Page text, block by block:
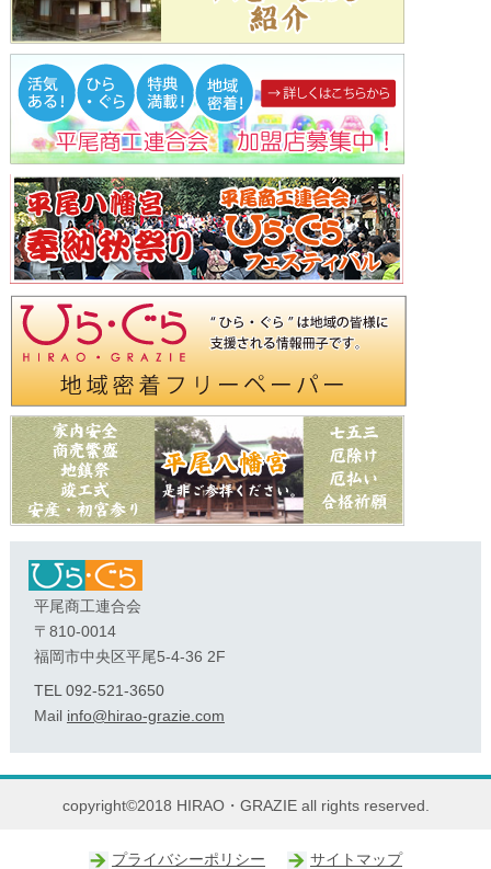
平尾商工連合会
〒810-0014
福岡市中央区平尾5-4-36 2F
TEL 092-521-3650
Mail info@hirao-grazie.com
copyright©2018 HIRAO・GRAZIE all rights reserved.
プライバシーポリシー サイトマップ